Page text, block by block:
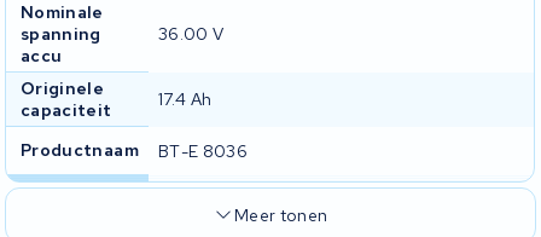
Nominale
spanning
accu
36.00 V
Originele
capaciteit
17.4 Ah
Productnaam BT-E 8036
Meer tonen